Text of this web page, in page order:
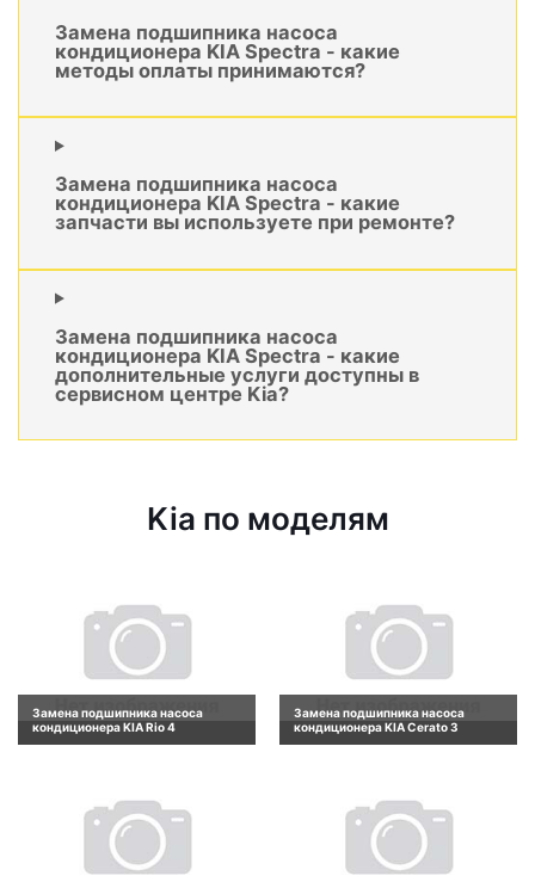
Замена подшипника насоса
кондиционера KIA Spectra - какие
методы оплаты принимаются?
Замена подшипника насоса
кондиционера KIA Spectra - какие
запчасти вы используете при ремонте?
Замена подшипника насоса
кондиционера KIA Spectra - какие
дополнительные услуги доступны в
сервисном центре Kia?
Kia по моделям
Замена подшипника насоса
кондиционера KIA Rio 4
Замена подшипника насоса
кондиционера KIA Cerato 3